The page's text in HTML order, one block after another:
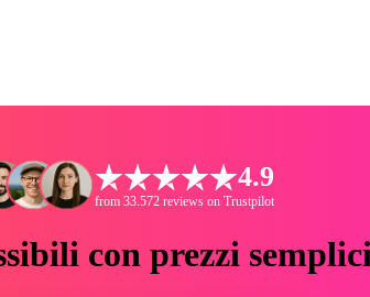
4.9
from 33.572 reviews on Trustpilot
con prezzi